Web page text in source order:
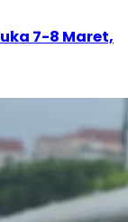
7-8 Maret,